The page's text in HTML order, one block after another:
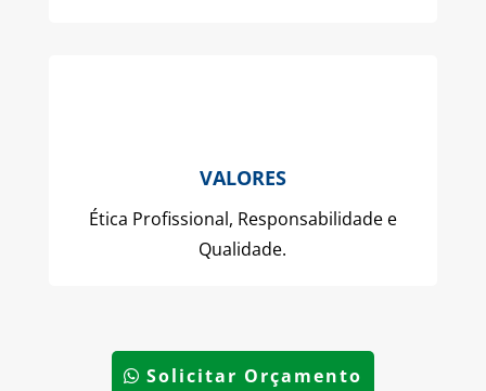
VALORES
Ética Profissional, Responsabilidade e
Qualidade.
Solicitar Orçamento